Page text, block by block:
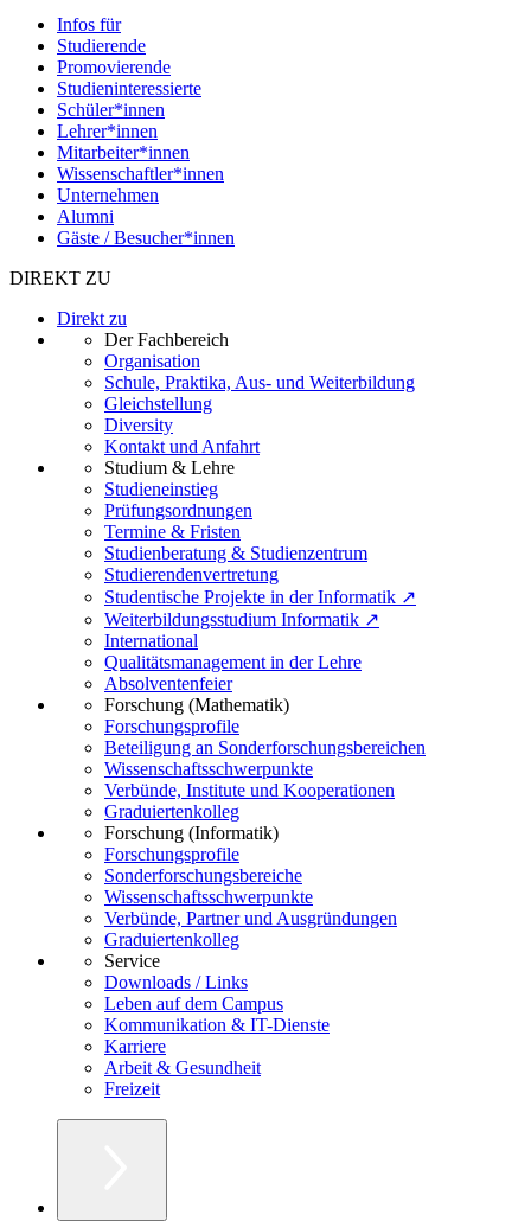
Infos für
Studierende
Promovierende
Studieninteressierte
Schüler*innen
Lehrer*innen
Mitarbeiter*innen
Wissenschaftler*innen
Unternehmen
Alumni
Gäste / Besucher*innen
DIREKT ZU
Direkt zu
Der Fachbereich
Organisation
Schule, Praktika, Aus- und Weiterbildung
Gleichstellung
Diversity
Kontakt und Anfahrt
Studium & Lehre
Studieneinstieg
Prüfungsordnungen
Termine & Fristen
Studienberatung & Studienzentrum
Studierendenvertretung
Studentische Projekte in der Informatik ↗
Weiterbildungsstudium Informatik ↗
International
Qualitätsmanagement in der Lehre
Absolventenfeier
Forschung (Mathematik)
Forschungsprofile
Beteiligung an Sonderforschungsbereichen
Wissenschaftsschwerpunkte
Verbünde, Institute und Kooperationen
Graduiertenkolleg
Forschung (Informatik)
Forschungsprofile
Sonderforschungsbereiche
Wissenschaftsschwerpunkte
Verbünde, Partner und Ausgründungen
Graduiertenkolleg
Service
Downloads / Links
Leben auf dem Campus
Kommunikation & IT-Dienste
Karriere
Arbeit & Gesundheit
Freizeit